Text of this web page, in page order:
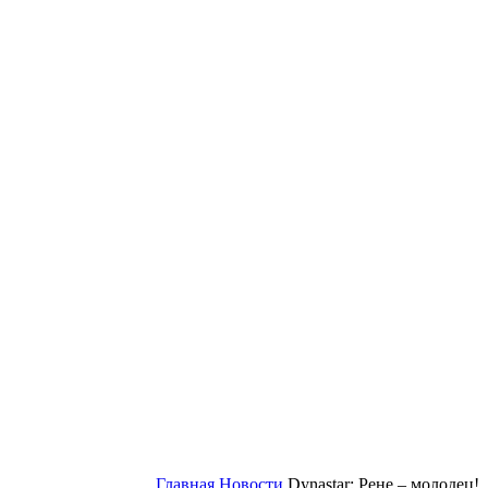
Главная Новости Dynastar: Рене – молодец!